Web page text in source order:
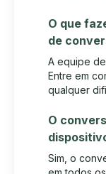
O que
de
A equipe
Entre em
qualquer
O
Sim, o